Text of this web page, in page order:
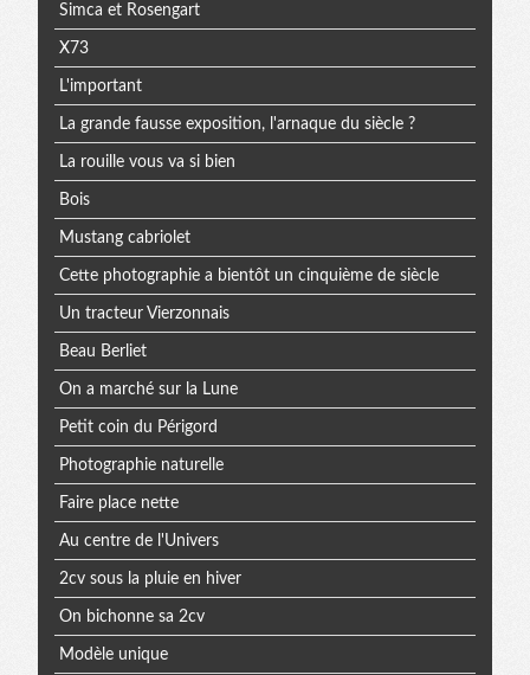
Simca et Rosengart
X73
L'important
La grande fausse exposition, l'arnaque du siècle ?
La rouille vous va si bien
Bois
Mustang cabriolet
Cette photographie a bientôt un cinquième de siècle
Un tracteur Vierzonnais
Beau Berliet
On a marché sur la Lune
Petit coin du Périgord
Photographie naturelle
Faire place nette
Au centre de l'Univers
2cv sous la pluie en hiver
On bichonne sa 2cv
Modèle unique